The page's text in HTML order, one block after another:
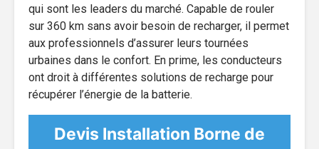
qui sont les leaders du marché. Capable de rouler
sur 360 km sans avoir besoin de recharger, il permet
aux professionnels d’assurer leurs tournées
urbaines dans le confort. En prime, les conducteurs
ont droit à différentes solutions de recharge pour
récupérer l’énergie de la batterie.